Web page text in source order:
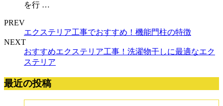
を行 …
PREV
エクステリア工事でおすすめ！機能門柱の特徴
NEXT
おすすめエクステリア工事！洗濯物干しに最適なエク
ステリア
最近の投稿